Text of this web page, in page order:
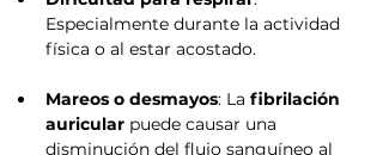
Especialmente durante la actividad
física o al estar acostado.
Mareos o desmayos: La fibrilación
auricular puede causar una
disminución del flujo sanguíneo al